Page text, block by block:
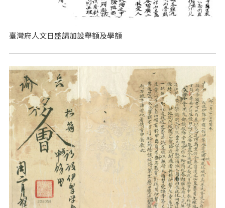
臺灣府人文日盛請加設舉額及學額